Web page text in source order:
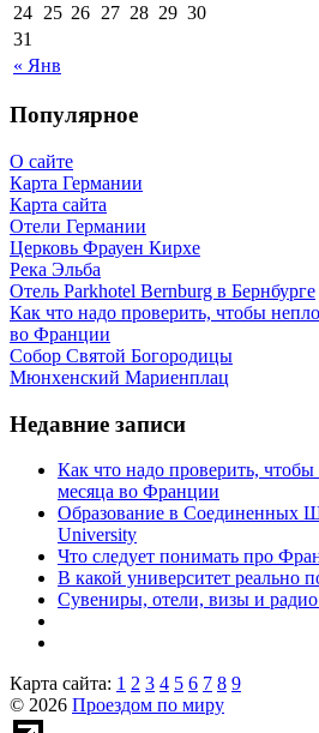
« Янв
24 25 26 27 28 29 30
31
Популярное
О сайте
Карта Германии
Карта сайта
Отели Германии
Церковь Фрауен Кирхе
Река Эльба
Отель Parkhotel Bernburg в Бернбурге
Как что надо проверить, чтобы
во Франции
Собор Святой Богородицы
Мюнхенский Мариенплац
Недавние записи
Как что надо проверить,
месяца во Франции
Образование в Соединенных
University
Что следует понимать про
В какой университет реально
Сувениры, отели, визы и
Карта сайта: 1 2 3 4 5 6 7 8 9
© 2026 Проездом по миру